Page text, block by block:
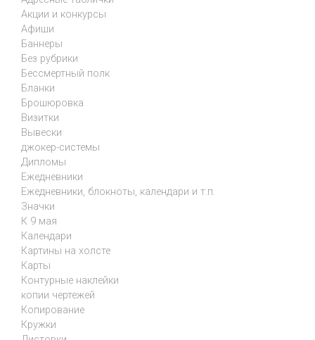
Акции и конкурсы
Афиши
Баннеры
Без рубрики
Бессмертный полк
Бланки
Брошюровка
Визитки
Вывески
джокер-системы
Дипломы
Ежедневники
Ежедневники, блокноты, календари и т.п.
Значки
К 9 мая
Календари
Картины на холсте
Карты
Контурные наклейки
копии чертежей
Копирование
Кружки